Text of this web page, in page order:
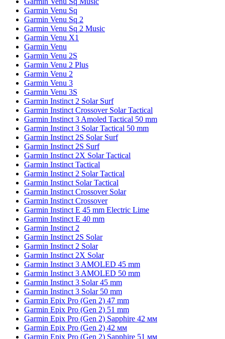
Garmin Venu Sq
Garmin Venu Sq 2
Garmin Venu Sq 2 Music
Garmin Venu X1
Garmin Venu
Garmin Venu 2S
Garmin Venu 2 Plus
Garmin Venu 2
Garmin Venu 3
Garmin Venu 3S
Garmin Instinct 2 Solar Surf
Garmin Instinct Crossover Solar Tactical
Garmin Instinct 3 Amoled Tactical 50 mm
Garmin Instinct 3 Solar Tactical 50 mm
Garmin Instinct 2S Solar Surf
Garmin Instinct 2S Surf
Garmin Instinct 2X Solar Tactical
Garmin Instinct Tactical
Garmin Instinct 2 Solar Tactical
Garmin Instinct Solar Tactical
Garmin Instinct Crossover Solar
Garmin Instinct Crossover
Garmin Instinct E 45 mm Electric Lime
Garmin Instinct E 40 mm
Garmin Instinct 2
Garmin Instinct 2S Solar
Garmin Instinct 2 Solar
Garmin Instinct 2X Solar
Garmin Instinct 3 AMOLED 45 mm
Garmin Instinct 3 AMOLED 50 mm
Garmin Instinct 3 Solar 45 mm
Garmin Instinct 3 Solar 50 mm
Garmin Epix Pro (Gen 2) 47 mm
Garmin Epix Pro (Gen 2) 51 mm
Garmin Epix Pro (Gen 2) Sapphire 42 мм
Garmin Epix Pro (Gen 2) 42 мм
Garmin Epix Pro (Gen 2) Sapphire 51 мм